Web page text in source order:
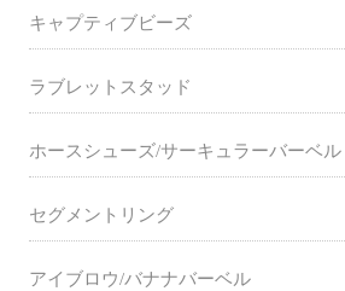
キャプティブビーズ
ラブレットスタッド
ホースシューズ/サーキュラーバーベル
セグメントリング
アイブロウ/バナナバーベル